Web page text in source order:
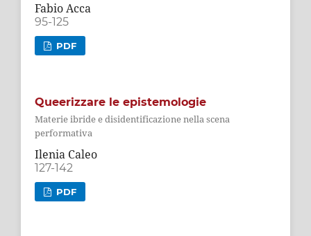
Fabio Acca
95-125
PDF
Queerizzare le epistemologie
Materie ibride e disidentificazione nella scena
performativa
Ilenia Caleo
127-142
PDF